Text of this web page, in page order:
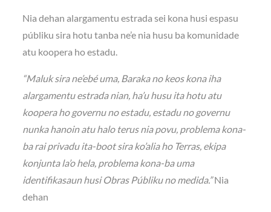
Nia dehan alargamentu estrada sei kona husi espasu
públiku sira hotu tanba ne’e nia husu ba komunidade
atu koopera ho estadu.
“Maluk sira ne’ebé uma, Baraka no keos kona iha
alargamentu estrada nian, ha’u husu ita hotu atu
koopera ho governu no estadu, estadu no governu
nunka hanoin atu halo terus nia povu, problema kona-
ba rai privadu ita-boot sira ko’alia ho Terras, ekipa
konjunta la’o hela, problema kona-ba uma
identifikasaun husi Obras Públiku no medida.”Nia
dehan